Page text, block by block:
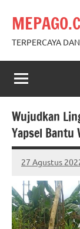
content
TERPERCAYA
Wujudkan
Yapsel Bantu
27 Agustus
No
comments